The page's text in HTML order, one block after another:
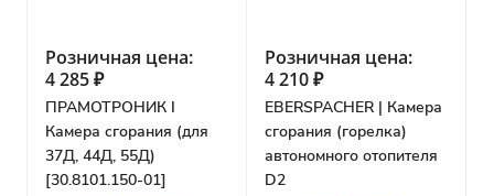
Розничная цена:
4 285 ₽
ПРАМОТРОНИК I
Камера сгорания (для
37Д, 44Д, 55Д)
[30.8101.150-01]
Розничная цена:
4 210 ₽
EBERSPACHER | Камера
сгорания (горелка)
автономного отопителя
D2